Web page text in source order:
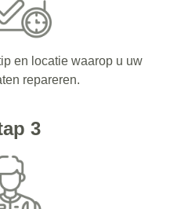
en locatie waarop u uw
repareren.
3